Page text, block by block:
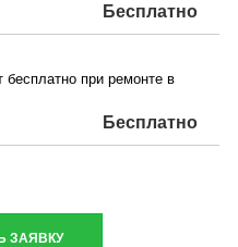
Бесплатно
бесплатно при ремонте в
Бесплатно
ЗАЯВКУ